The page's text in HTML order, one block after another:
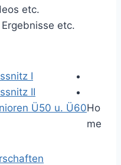
etc.
etc.
I
II
Ü50 u. Ü60Ho
me